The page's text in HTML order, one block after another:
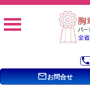
phone
mail_outlineお問合せ